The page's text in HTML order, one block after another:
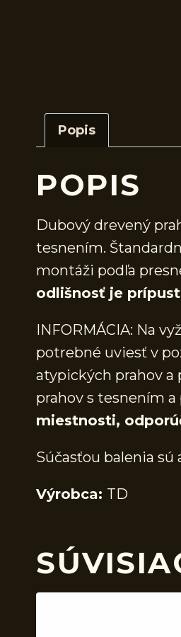
Popis
POPIS
Dubový drevený
tesnením.
montáži podľa
odlišnosť je
INFORMÁCIA: Na
potrebné uviesť v
atypických prahov a
prahov s tesnením
miestnosti,
Súčasťou balenia
Výrobca: TD